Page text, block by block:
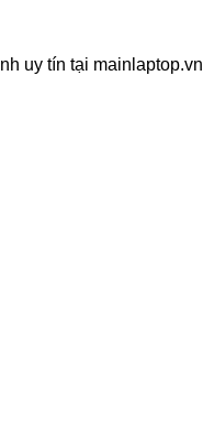
uy tín tại mainlaptop.vn